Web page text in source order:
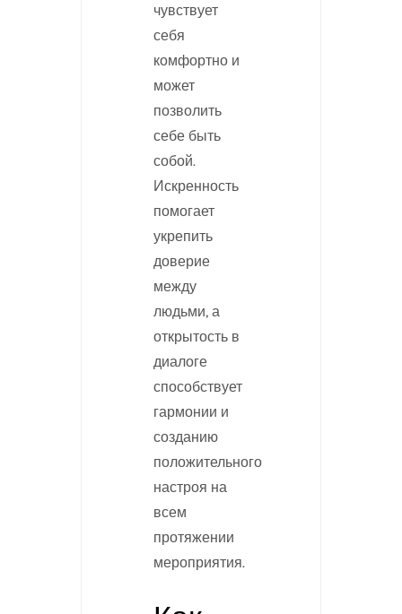
чувствует
себя
комфортно и
может
позволить
себе быть
собой.
Искренность
помогает
укрепить
доверие
между
людьми, а
открытость в
диалоге
способствует
гармонии и
созданию
положительного
настроя на
всем
протяжении
мероприятия.